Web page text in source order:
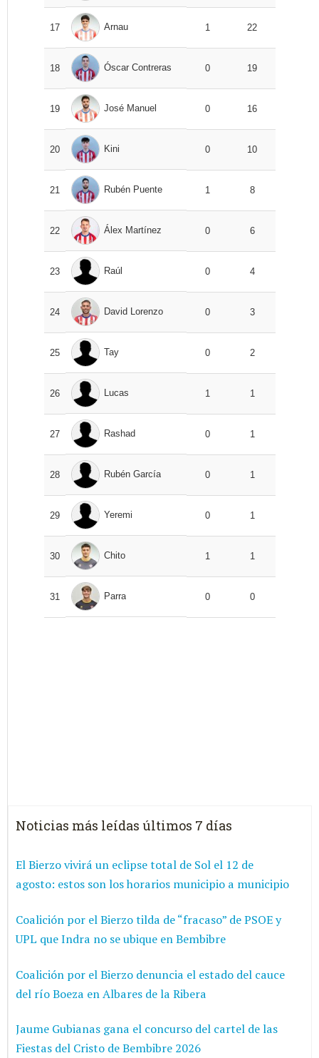
17 Arnau 1 22
18 Óscar Contreras 0 19
19 José Manuel 0 16
20 Kini 0 10
21 Rubén Puente 1 8
22 Álex Martínez 0 6
23 Raúl 0 4
24 David Lorenzo 0 3
25 Tay 0 2
26 Lucas 1 1
27 Rashad 0 1
28 Rubén García 0 1
29 Yeremi 0 1
30 Chito 1 1
31 Parra 0 0
Noticias más leídas últimos 7 días
El Bierzo vivirá un eclipse total de Sol el 12 de
agosto: estos son los horarios municipio a municipio
Coalición por el Bierzo tilda de “fracaso” de PSOE y
UPL que Indra no se ubique en Bembibre
Coalición por el Bierzo denuncia el estado del cauce
del río Boeza en Albares de la Ribera
Jaume Gubianas gana el concurso del cartel de las
Fiestas del Cristo de Bembibre 2026